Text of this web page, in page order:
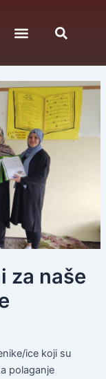
za naše
ice koji su
polaganje